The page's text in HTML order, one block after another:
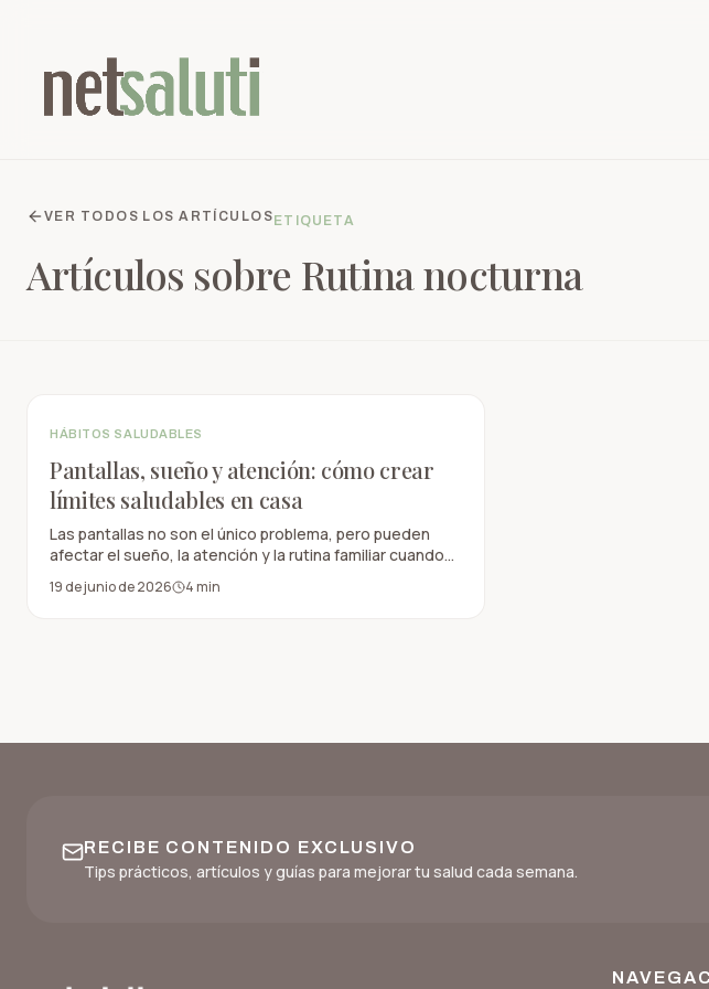
VER TODOS LOS ARTÍCULOS ETIQUETA
Artículos sobre Rutina nocturna
HÁBITOS SALUDABLES
Pantallas, sueño y atención: cómo crear
límites saludables en casa
Las pantallas no son el único problema, pero pueden
afectar el sueño, la atención y la rutina familiar cuando
ocupan demasiado espacio, especialmente durante la
tarde y la noche.
19 de junio de 2026 4min
RECIBE CONTENIDO EXCLUSIVO
Tips prácticos, artículos y guías para mejorar tu salud cada semana.